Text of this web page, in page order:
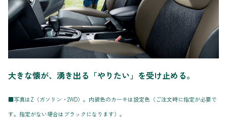
大きな懐が、湧き出る「やりたい」を受け止める。
■写真はZ（ガソリン・2WD）。内装色のカーキは設定色（ご注文時に指定が必要で
す。指定がない場合はブラックになります）。